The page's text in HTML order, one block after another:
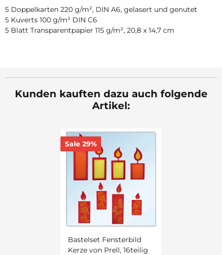
5 Doppelkarten 220 g/m², DIN A6, gelasert und genutet
5 Kuverts 100 g/m² DIN C6
5 Blatt Transparentpapier 115 g/m², 20,8 x 14,7 cm
Kunden kauften dazu auch folgende
Artikel:
Sale 29%
Bastelset Fensterbild
Kerze von Prell, 16teilig